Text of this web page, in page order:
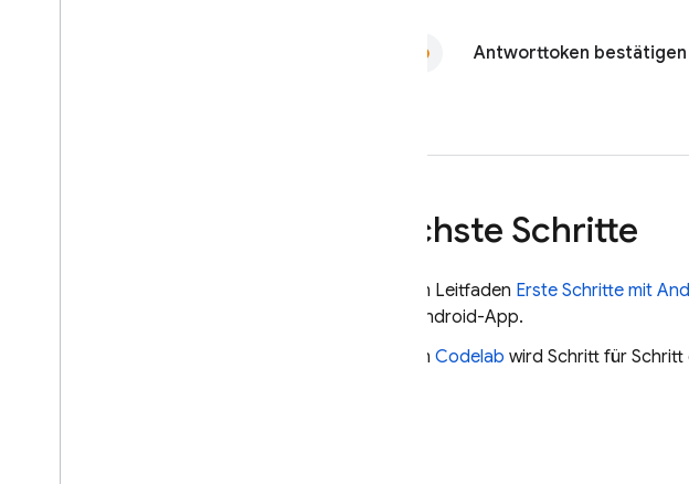
Antworttoken bestätigen
Nächste Schritte
Im Leitfaden Erste Schritte mit
Android-App.
Im Codelab wird Schritt für Schritt